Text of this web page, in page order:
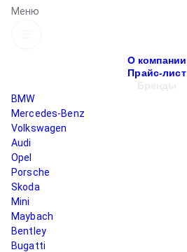
Меню
О компании
Прайс-лист
Бренды
BMW
Mercedes-Benz
Volkswagen
Audi
Opel
Porsche
Skoda
Mini
Maybach
Bentley
Bugatti